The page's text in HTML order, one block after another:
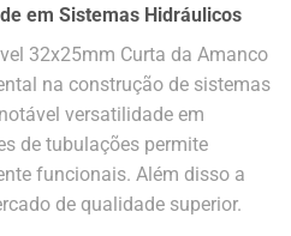
em Sistemas Hidráulicos
32x25mm Curta da Amanco
na construção de sistemas
versatilidade em
de tubulações permite
funcionais. Além disso a
de qualidade superior.